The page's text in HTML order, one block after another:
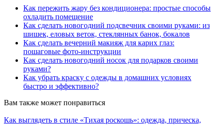
Как пережить жару без кондиционера: простые способы
охладить помещение
Как сделать новогодний подсвечник своими руками: из
шишек, еловых веток, стеклянных банок, бокалов
Как сделать вечерний макияж для карих глаз:
пошаговые фото-инструкции
Как сделать новогодний носок для подарков своими
руками?
Как убрать краску с одежды в домашних условиях
быстро и эффективно?
Вам также может понравиться
Как выглядеть в стиле «Тихая роскошь»: одежда, прическа,